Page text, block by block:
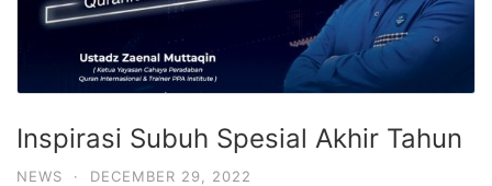
Inspirasi Subuh Spesial Akhir Tahun
NEWS · DECEMBER 29, 2022